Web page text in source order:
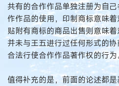
共有的合作作品单独注册为自
作作品的使用，印制商标意味
贴附有商标的商品出售则意味
并未与王五进行过任何形式的
合法行使合作作品著作权的行为
值得补充的是，前面的论述都